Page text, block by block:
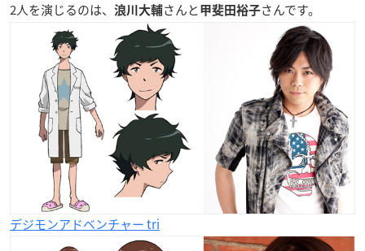
2人を演じるのは、
浪川大輔さんと 甲斐田裕子さんです。
デジモンアドベンチャー tri